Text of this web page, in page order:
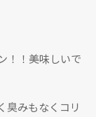
！！美味しいで
臭みもなくコリ